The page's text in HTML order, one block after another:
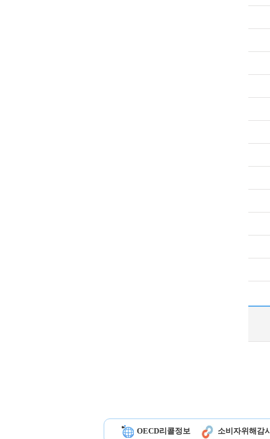
OECD리콜정보 소비자위해감